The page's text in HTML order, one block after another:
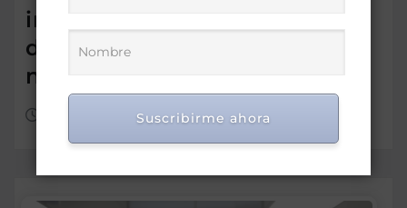
impulsar una visión de
desarrollo y prosperidad
nacional
Suscribirme ahora